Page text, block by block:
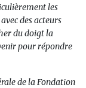
les
des acteurs
du doigt la
pour répondre
de la Fondation